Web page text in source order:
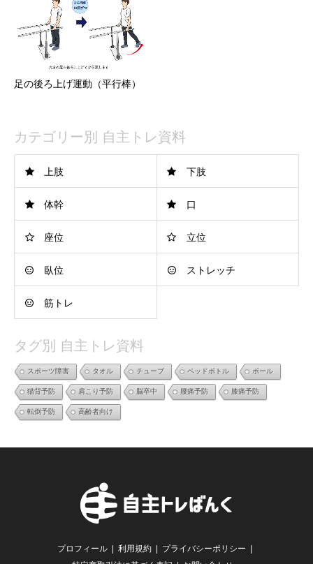
足の後ろ上げ運動（平行棒）
カテゴリー別 自主トレ資料
上肢 下肢
体幹 口
座位 立位
臥位 ストレッチ
筋トレ
タグ別 自主トレ資料
スポーツ障害 タオル チューブ ペッドボトル ボール
猫背予防 肩こり予防 脳卒中 腰痛予防 膝痛予防
転倒予防 高齢者向け
プロフィール 利用規約
プライバシーポリシー